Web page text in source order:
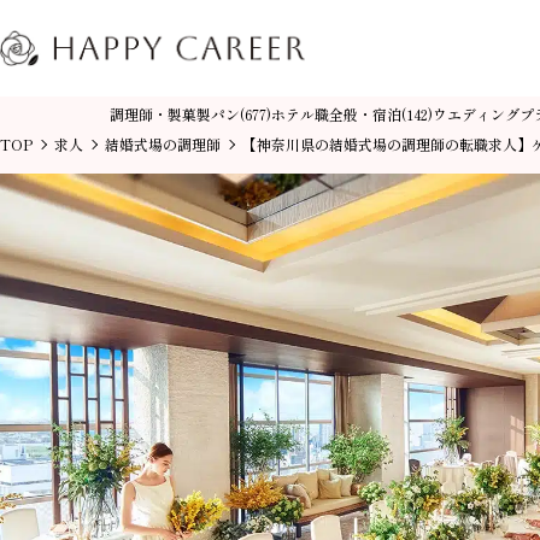
調理師・製菓製パン(677)ホテル職全般・宿泊(142)ウエディング
TOP
求人 結婚式場の調理師 【神奈川県の結婚式場の調理師の転職求人